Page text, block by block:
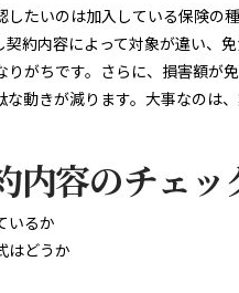
たいのは加入している保険
約内容によって対象が違い
がちです。さらに、損害額
動きが減ります。大事なの
内容のチェッ
いるか
はどうか